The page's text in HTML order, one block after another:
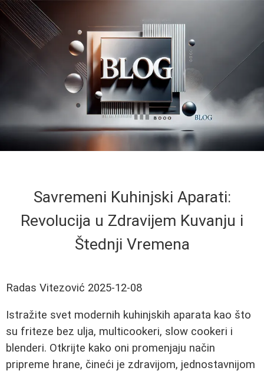
Savremeni Kuhinjski Aparati:
Revolucija u Zdravijem Kuvanju i
Štednji Vremena
Radas Vitezović 2025-12-08
Istražite svet modernih kuhinjskih aparata kao što
su friteze bez ulja, multicookeri, slow cookeri i
blenderi. Otkrijte kako oni promenjaju način
pripreme hrane, čineći je zdravijom, jednostavnijom